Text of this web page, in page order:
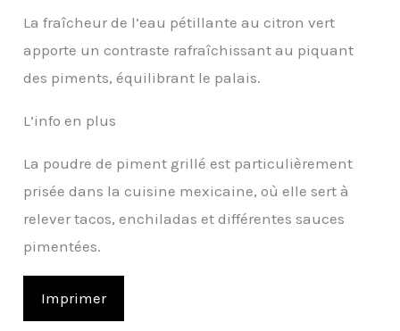
La fraîcheur de l’eau pétillante au citron vert
apporte un contraste rafraîchissant au piquant
des piments, équilibrant le palais.
L’info en plus
La poudre de piment grillé est particulièrement
prisée dans la cuisine mexicaine, où elle sert à
relever tacos, enchiladas et différentes sauces
pimentées.
Imprimer